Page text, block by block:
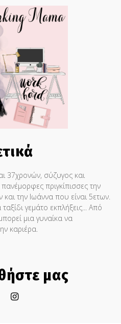
37χρονών, σύζυγος και
πριγκίπισσες την
την Ιωάννα που είναι 5ετων.
γεμάτο εκπλήξεις... Από
μια γυναίκα να
καριέρα.
μας